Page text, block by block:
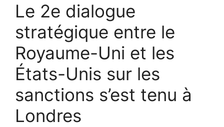
Le 2e dialogue
stratégique entre le
Royaume-Uni et les
États-Unis sur les
sanctions s’est tenu à
Londres